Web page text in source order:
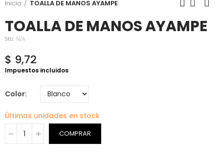
Inicio TOALLA DE MANOS AYAMPE
TOALLA DE MANOS AYAMPE
SKU: N/A
$ 9,72
Impuestos incluidos
Color
Últimas unidades en stock
COMPRAR